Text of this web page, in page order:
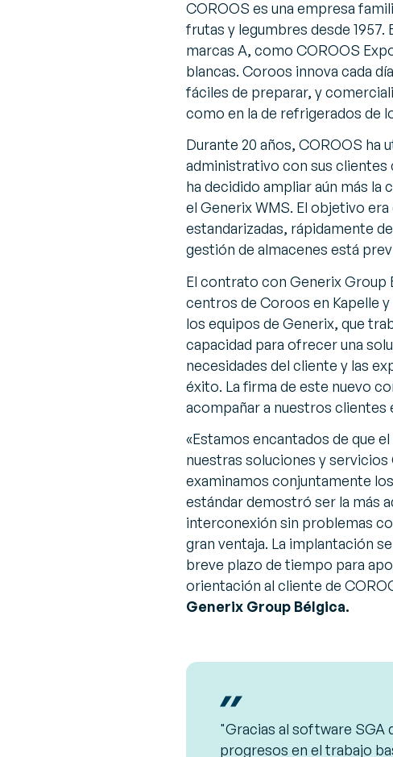
COROOS es una empresa
frutas y legumbres desde
marcas A, como COROOS
blancas. Coroos innova cada
fáciles de preparar, y
como en la de refrigerados de
Durante 20 años, COROOS ha
administrativo con sus clientes
ha decidido ampliar aún más
el Generix WMS. El objetivo
estandarizadas, rápidamente
gestión de almacenes está
El contrato con Generix Group
centros de Coroos en Kapelle
los equipos de Generix, que
capacidad para ofrecer una
necesidades del cliente y las
éxito. La firma de este nuevo
acompañar a nuestros clientes
«Estamos encantados de que
nuestras soluciones y servicios
examinamos conjuntamente
estándar demostró ser la más
interconexión sin problemas
gran ventaja. La implantación
breve plazo de tiempo para
orientación al cliente de
Generix Group Bélgica.
"Gracias al software SGA
progresos en el trabajo